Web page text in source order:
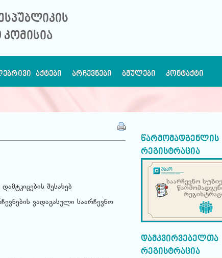
ᲐᲥᲢᲔᲑᲘ ᲐᲠᲩᲔᲕᲜᲔᲑᲘ ᲑᲛᲣᲚᲔᲑᲘ ᲙᲝᲜᲢᲐᲥᲢᲘ
შესახებ
ვადაგასული საარჩევნო
წარმომადგენლის
რეგისტრაცია
დამკვირვებელთა
რეგისტრაცია